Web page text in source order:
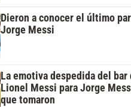
Dieron a conocer el último
Jorge Messi
La emotiva despedida del
Lionel Messi para Jorge
que tomaron